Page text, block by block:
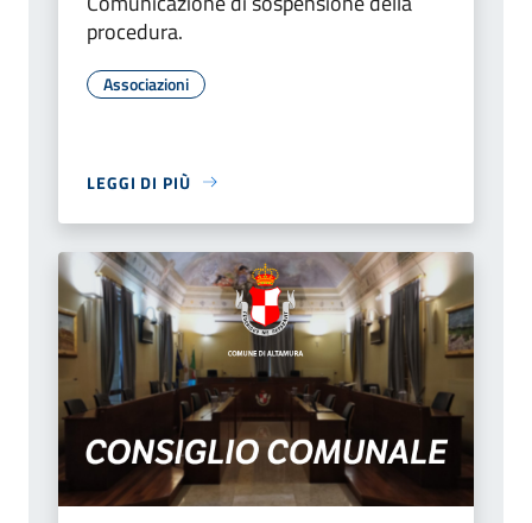
procedura.
Associazioni
LEGGI DI PIÙ